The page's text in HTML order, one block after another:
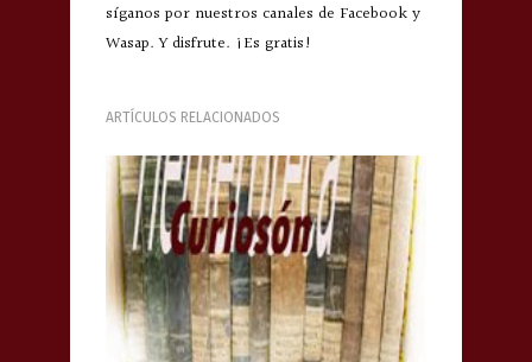
síganos por nuestros canales de Facebook y
Wasap. Y disfrute. ¡Es gratis!
ARTÍCULOS RELACIONADOS